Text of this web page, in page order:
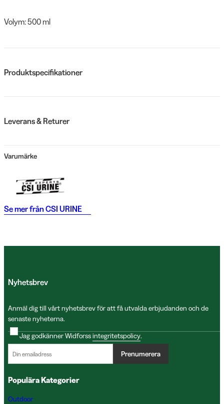
Volym: 500 ml
Produktspecifikationer
Leverans & Returer
Varumärke
Se mer frånCSI URINE
Nyhetsbrev
Anmäl dig till vårt nyhetsbrev för att få utvalda erbjudanden och de
senaste nyheterna.
Jag godkänner Widforssintegritetspolicy.
Prenumerera
Populära Kategorier
Outdoor